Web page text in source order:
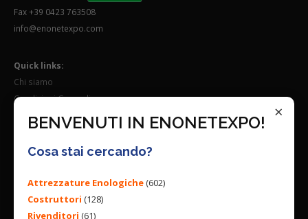
×
BENVENUTI IN ENONETEXPO!
Cosa stai cercando?
Attrezzature Enologiche(602)
Costruttori (128)
Rivenditori (61)
Fax +39 0423 763508
info@enonetexpo.com
Quick links:
Chi siamo
Condizioni Generali
Lavora con noi
Seguici su: